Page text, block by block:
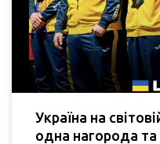
Україна на
одна нагорода